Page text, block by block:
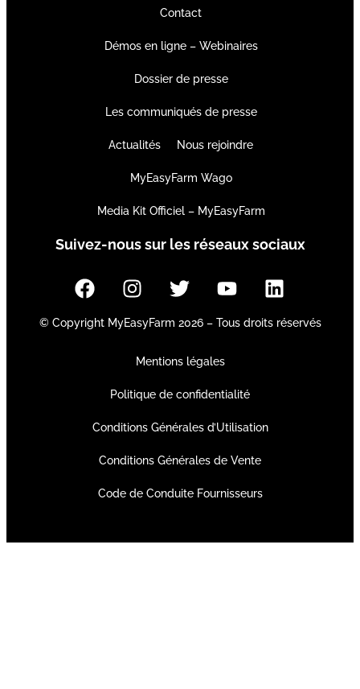
Contact
Démos en ligne – Webinaires
Dossier de presse
Les communiqués de presse
Actualités Nous rejoindre
MyEasyFarm Wago
Media Kit Officiel – MyEasyFarm
Suivez-nous sur les réseaux sociaux
© Copyright MyEasyFarm 2026 – Tous droits réservés
Mentions légales
Politique de confidentialité
Conditions Générales d’Utilisation
Conditions Générales de Vente
Code de Conduite Fournisseurs